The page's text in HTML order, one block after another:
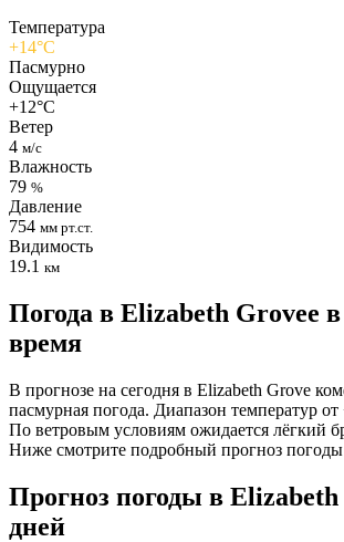
Температура
+14°C
Пасмурно
Ощущается
+12°C
Ветер
4 м/с
Влажность
79 %
Давление
754 мм рт.ст.
Видимость
19.1 км
Погода в Elizabeth Groveе
время
В прогнозе на сегодня в Elizabeth Grove
пасмурная погода. Диапазон температур
По ветровым условиям ожидается лёгкий
Ниже смотрите подробный прогноз погоды
Прогноз погоды в
дней